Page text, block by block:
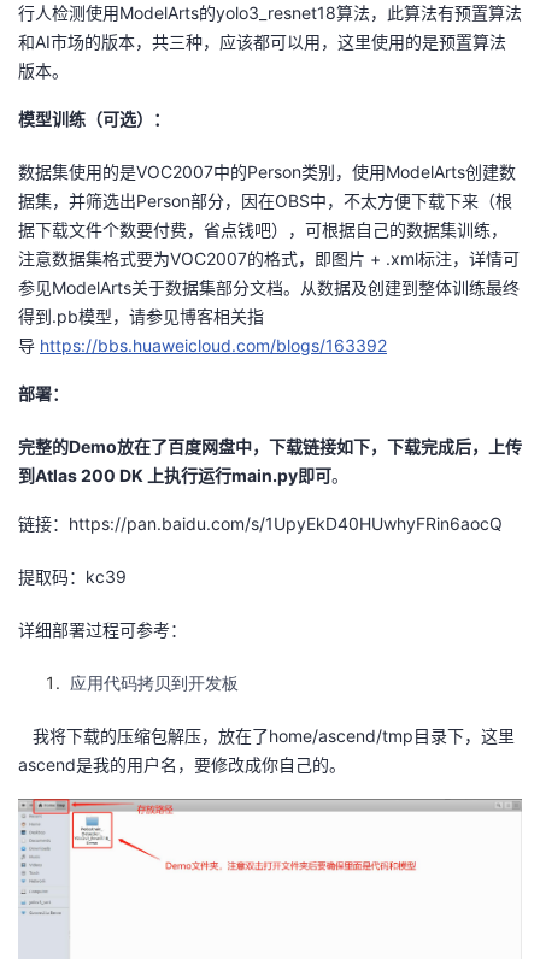
发
者
堂
我
的
程
我
认
的
我
Programs
的
支
我
的
技
我
的
行人检测使用ModelArts的yolo3_resnet18算法，此算法有预置算法
和AI市场的版本，共三种，应该都可以用，这里使用的是预置算法
版本。
模型训练（可选）：
数据集使用的是VOC2007中的Person类别，使用ModelArts创建数
据集，并筛选出Person部分，因在OBS中，不太方便下载下来（根
据下载文件个数要付费，省点钱吧），可根据自己的数据集训练，
注意数据集格式要为VOC2007的格式，即图片 + .xml标注，详情可
参见ModelArts关于数据集部分文档。从数据及创建到整体训练最终
得到.pb模型，请参见博客相关指
导 https://bbs.huaweicloud.com/blogs/163392
部署：
完整的Demo放在了百度网盘中，下载链接如下，下载完成后，上传
到Atlas 200 DK 上执行运行main.py即可。
链接：https://pan.baidu.com/s/1UpyEkD40HUwhyFRin6aocQ
提取码：kc39
详细部署过程可参考：
应用代码拷贝到开发板
我将下载的压缩包解压，放在了home/ascend/tmp目录下，这里
ascend是我的用户名，要修改成你自己的。